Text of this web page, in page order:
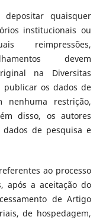
quaisquer
institucionais ou
reimpressões,
devem
na Diversitas
os dados de
nenhuma restrição,
disso, os autores
de pesquisa e
ao processo
após a aceitação do
de Artigo
de hospedagem,